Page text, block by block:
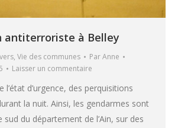
antiterroriste à Belley
, Vie des communes ParAnne
Laisser un commentaire
l’état d’urgence, des perquisitions
la nuit. Ainsi, les gendarmes sont
sud du département de l’Ain, sur des